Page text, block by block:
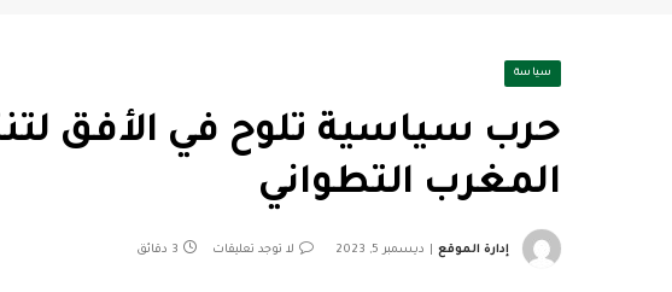
سياسة
حرب سياسية تلوح في الأفق
المغرب التطواني
إدارة الموقع ديسمبر 5, 2023 لا توجد تعليقات 3 دقائق